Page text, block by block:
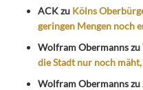
ACKzu Kölns
geringen Mengen noch
Wolfram Obermannszu
die Stadt nur noch
Wolfram Obermannszu